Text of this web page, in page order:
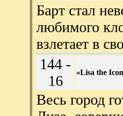
Барт стал
любимого
взлетает в
144 -
16
«Lisa the
Весь город